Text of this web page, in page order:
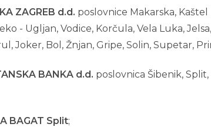
ZAGREB d.d. poslovnice Makarska,
- Ugljan, Vodice, Korčula, Vela Luka,
Joker, Bol, Žnjan, Gripe, Solin, Supetar,
BANKA d.d. poslovnica Šibenik,
BAGAT Split;